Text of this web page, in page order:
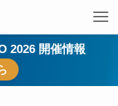
2026 開催情報